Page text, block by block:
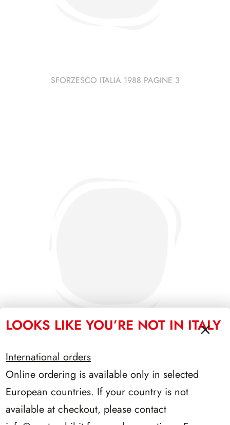
SFORZESCO ITALIA 1988 PAGINE 3
LOOKS LIKE YOU’RE NOT IN ITALY
International orders
Online ordering is available only in selected
European countries. If your country is not
available at checkout, please contact